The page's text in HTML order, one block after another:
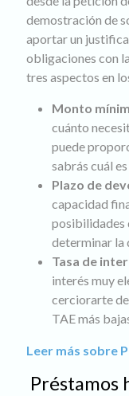
demostración de
aportar un
obligaciones con
tres aspectos en
Monto
cuánto
puede
sabrás cuál
Plazo de
capacidad
posibilidades
determinar la
Tasa de
interés muy
cerciorarte
TAE más
Leer más sobre
Préstamos